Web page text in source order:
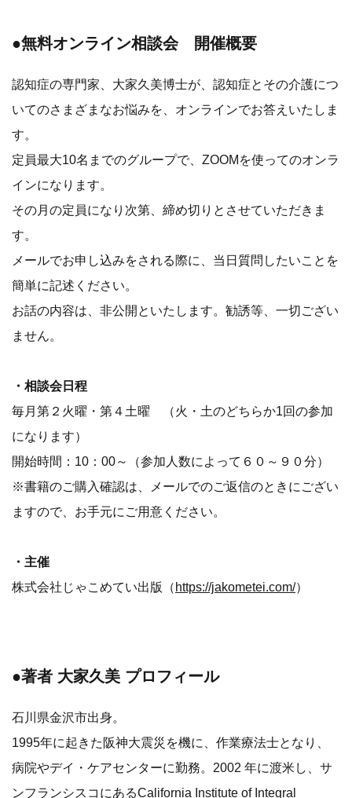
●無料オンライン相談会 開催概要
認知症の専門家、大家久美博士が、認知症とその介護につ
いてのさまざまなお悩みを、オンラインでお答えいたしま
す。
定員最大10名までのグループで、ZOOMを使ってのオンラ
インになります。
その月の定員になり次第、締め切りとさせていただきま
す。
メールでお申し込みをされる際に、当日質問したいことを
簡単に記述ください。
お話の内容は、非公開といたします。勧誘等、一切ござい
ません。
・相談会日程
毎月第２火曜・第４土曜 （火・土のどちらか1回の参加
になります）
開始時間：10：00～（参加人数によって６０～９０分）
※書籍のご購入確認は、メールでのご返信のときにござい
ますので、お手元にご用意ください。
・主催
株式会社じゃこめてい出版（ https://jakometei.com/）
●著者 大家久美 プロフィール
石川県金沢市出身。
1995年に起きた阪神大震災を機に、作業療法士となり、
病院やデイ・ケアセンターに勤務。2002 年に渡米し、サ
ンフランシスコにあるCalifornia Institute of Integral